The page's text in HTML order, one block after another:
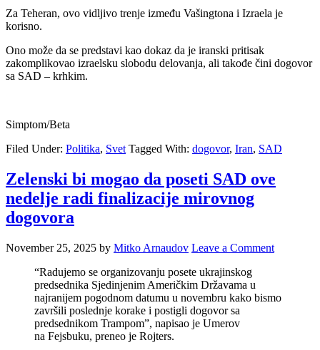
Za Teheran, ovo vidljivo trenje između Vašingtona i Izraela je
korisno.
Ono može da se predstavi kao dokaz da je iranski pritisak
zakomplikovao izraelsku slobodu delovanja, ali takođe čini dogovor
sa SAD – krhkim.
Simptom/Beta
Filed Under: Politika, Svet Tagged With: dogovor, Iran, SAD
Zelenski bi mogao da poseti SAD ove
nedelje radi finalizacije mirovnog
dogovora
November 25, 2025 by Mitko Arnaudov Leave a Comment
“Radujemo se organizovanju posete ukrajinskog
predsednika Sjedinjenim Američkim Državama u
najranijem pogodnom datumu u novembru kako bismo
završili poslednje korake i postigli dogovor sa
predsednikom Trampom”, napisao je Umerov
na Fejsbuku, preneo je Rojters.